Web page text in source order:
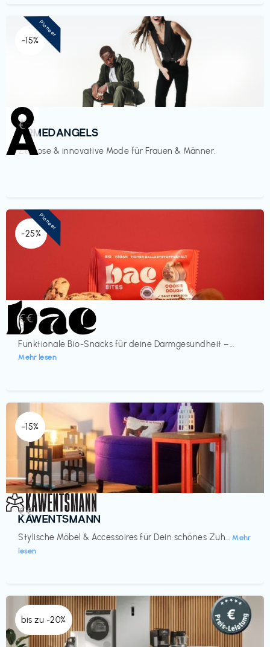
-15%
Mode
ARMEDANGELS
Zeitlose & innovative Mode für Frauen & Männer.
€‎
Pioneer
-25%
Lebensmittel
bae Treat
Funktionale Bio-Snacks für deine Darmgesundheit –...
Mehr lesen
€€‎
Pioneer
-15%
Einrichtung
KAWENTSMANN
Stylische Möbel & Accessoires für Dein schönes Zuh... Mehr
lesen
€€‎
bis zu -20%